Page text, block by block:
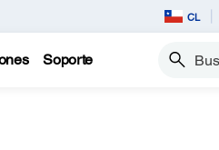
CL
Soporte Buscar